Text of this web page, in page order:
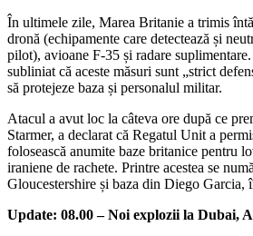
În ultimele zile, Marea Britanie a trimis
dronă (echipamente care detectează și
pilot), avioane F-35 și radare
subliniat că aceste măsuri sunt „strict
să protejeze baza și personalul militar.
Atacul a avut loc la câteva ore după ce
Starmer, a declarat că Regatul Unit a
folosească anumite baze britanice pentru
iraniene de rachete. Printre acestea se
Gloucestershire și baza din Diego Garcia,
Update: 08.00 – Noi explozii la Dubai,